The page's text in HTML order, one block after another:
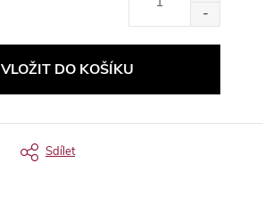
VLOŽIT DO KOŠÍKU
Sdílet